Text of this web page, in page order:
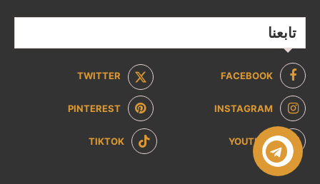
تابعنا
FACEBOOK
TWITTER
INSTAGRAM
PINTEREST
YOUTUBE
TIKTOK